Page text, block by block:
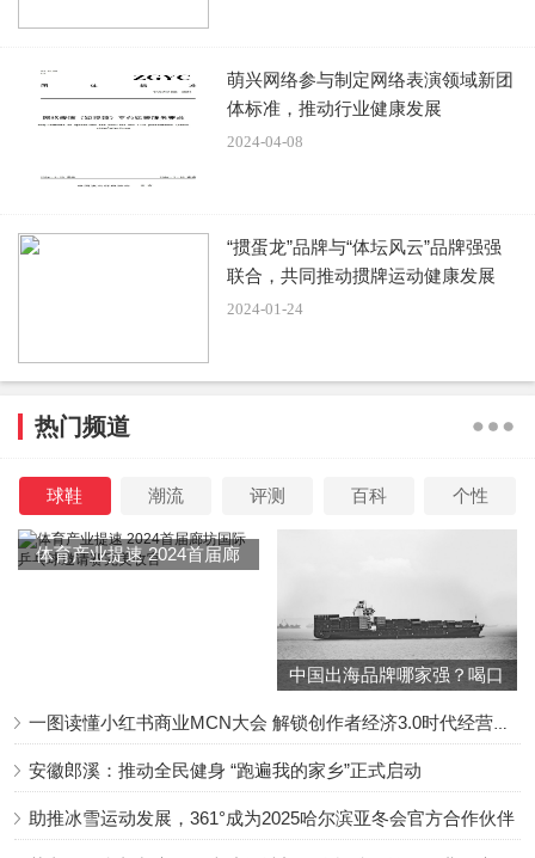
泡妞，所以两人结婚不到半年就离婚了。
之后传言关之琳跟另一位富商马清伟恋爱了，不久后又被拍
左右，再后来，她又跟男模黄家诺在一起了。3年后分手，
传言又跟台湾富商陈泰铭在一起了，再后来，结婚又离
6个也不算多，毕竟那时在圈子里的她，美得不可方物，自
己不去恋爱，也会不断有人追求上门来，排队等她接受。
所以说，的确如她所说，未必就是她看中别人的财产、然后
因贪恋而在一起，也可能她喜欢那个人正好有不少财产罢
是自信而闪光的，即使对方有点钱，她也是配得上的。
如网友所说：没“财”的也配不上她的容貌，因此她即使跟富
豪在一起，的确可以自信地说：“不是我图财，而是对方图我
的美和名气，我不过是被动接受罢了。”
照这个角度看，关之琳倒是个又有耿直又坦荡的人，也是个
萌兴网络参与制定网络表演领域新团
体标准，推动行业健康发展
2024-04-08
“掼蛋龙”品牌与“体坛风云”品牌强强
联合，共同推动掼牌运动健康发展
2024-01-24
热门频道
球鞋 潮流 评测 百科 个性
体育产业提速 2024首届廊
中国出海品牌哪家强？喝口
安徽郎溪：推动全民健身 “跑遍我的家乡”正式启动
助推冰雪运动发展，361°成为2025哈尔滨亚冬会官方合作伙伴